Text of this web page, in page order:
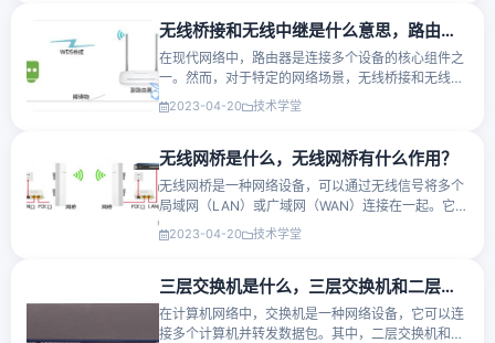
无线桥接和无线中继是什么意思，路由器无线桥接好还是无线中继好？
在现代网络中，路由器是连接多个设备的核心组件之
一。然而，对于特定的网络场景，无线桥接和无线中
继两种不同的路由器工作模式可以提供更好的网络连
接体验。无线桥接无线桥接模式，也称为透明网桥模
2023-04-20 技术学堂
无线网桥是什么，无线网桥有什么作用？
无线网桥是一种网络设备，可以通过无线信号将多个
局域网（LAN）或广域网（WAN）连接在一起。它的
作用是在无线网络中实现网络互连，让不同的网络之
间可以实现数据通信和共享资源。无线网桥的作用类
2023-04-20 技术学堂
三层交换机是什么，三层交换机和二层交换机的区别是什么？
在计算机网络中，交换机是一种网络设备，它可以连
接多个计算机并转发数据包。其中，二层交换机和三